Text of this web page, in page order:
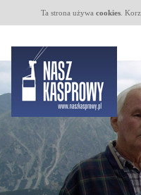
Ta strona używa cookies.